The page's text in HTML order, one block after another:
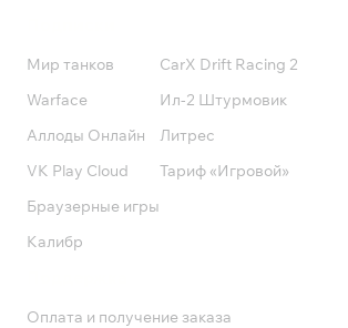
Мир танков
Warface
Аллоды Онлайн
VK Play Cloud
Браузерные игры
Калибр
CarX Drift Racing 2
Ил-2 Штурмовик
Литрес
Тариф «Игровой»
Оплата и получение заказа